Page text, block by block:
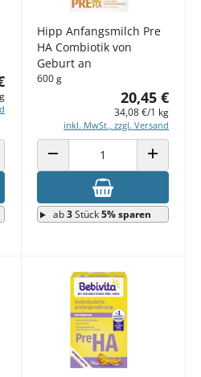
ERHÖHEN
Hipp Anfangsmilch Pre
HA Combiotik von
Geburt an
600 g
20,45 €
34,08 €/1 kg
inkl. MwSt., zzgl. Versand
ANZAHL VERRINGERN ANZAHL
ab3Stück5% sparen